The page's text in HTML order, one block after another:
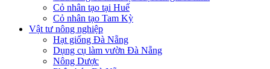
Cỏ nhân tạo tại Huế
Cỏ nhân tạo Tam Kỳ
Vật tư nông nghiệp
Hạt giống Đà Nẵng
Dụng cụ làm vườn Đà Nẵng
Nông Dược